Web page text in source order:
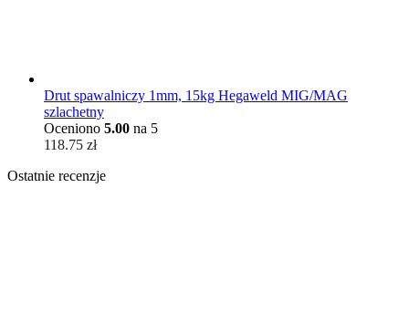
Drut spawalniczy 1mm, 15kg Hegaweld MIG/MAG
szlachetny
Oceniono 5.00 na 5
118.75 zł
Ostatnie recenzje